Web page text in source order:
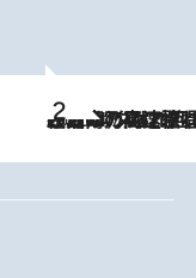
2026.8.7
「湘南乃風に憧れて」観客大盛上がりの“タオル回し”に、ラッパー顔負けの高速歌唱まで…さだまさし（74）のアグレッシブすぎる現在地